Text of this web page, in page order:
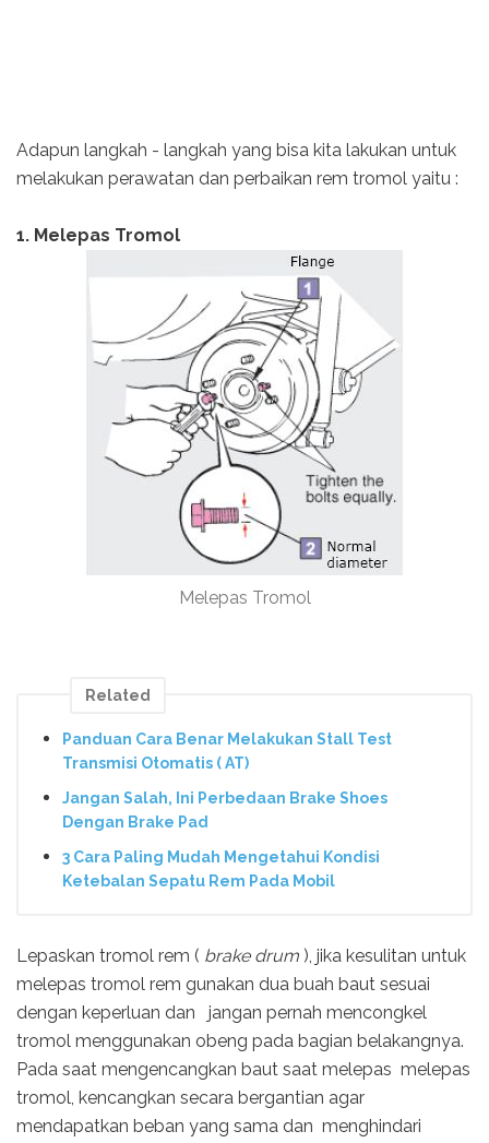
Adapun langkah - langkah yang bisa kita lakukan untuk
melakukan perawatan dan perbaikan rem tromol yaitu :
1. Melepas Tromol
Melepas Tromol
Related
Panduan Cara Benar Melakukan Stall Test
Transmisi Otomatis ( AT)
Jangan Salah, Ini Perbedaan Brake Shoes
Dengan Brake Pad
3 Cara Paling Mudah Mengetahui Kondisi
Ketebalan Sepatu Rem Pada Mobil
Lepaskan tromol rem ( brake drum ), jika kesulitan untuk
melepas tromol rem gunakan dua buah baut sesuai
dengan keperluan dan jangan pernah mencongkel
tromol menggunakan obeng pada bagian belakangnya.
Pada saat mengencangkan baut saat melepas melepas
tromol, kencangkan secara bergantian agar
mendapatkan beban yang sama dan menghindari